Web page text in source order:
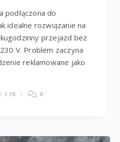
podłączona do
idealne rozwiązanie na
przejazd bez
V. Problem zaczyna
reklamowane jako
1.1K 0